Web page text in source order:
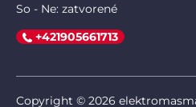
So - Ne: zatvorené
+421905661713
Copyright © 2026